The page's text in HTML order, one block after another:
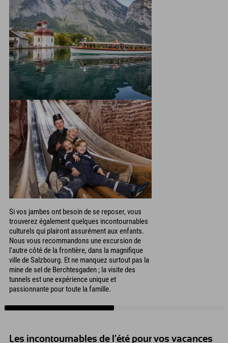
Si vos jambes ont besoin de se reposer, vous
trouverez également quelques incontournables
culturels qui plairont assurément aux enfants.
Nous vous recommandons une excursion de
l'autre côté de la frontière, dans la magnifique
ville de Salzbourg. Et ne manquez surtout pas la
mine de sel de Berchtesgaden ; la visite des
tunnels est une expérience unique et
passionnante pour toute la famille.
Les incontournables de l'été pour vos vacances